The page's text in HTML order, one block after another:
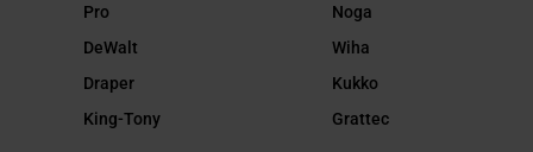
Pro
DeWalt
Draper
King-Tony
Noga
Wiha
Kukko
Grattec